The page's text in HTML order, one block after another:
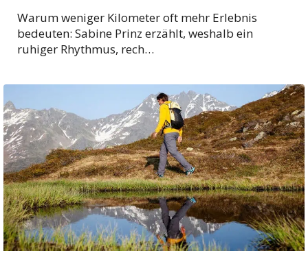
Warum weniger Kilometer oft mehr Erlebnis
bedeuten: Sabine Prinz erzählt, weshalb ein
ruhiger Rhythmus, rech…